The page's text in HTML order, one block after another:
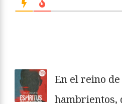
En el reino
hambrientos,